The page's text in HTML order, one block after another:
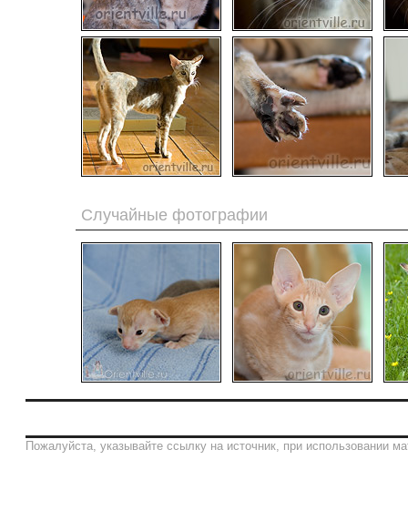
Случайные фотографии
Пожалуйста, указывайте ссылку на источник, при использовании